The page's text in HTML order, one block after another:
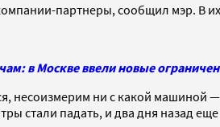
партнеры, сообщил мэр. В
в Москве ввели новые
несоизмерим ни с какой машиной
стали падать, и два дня назад